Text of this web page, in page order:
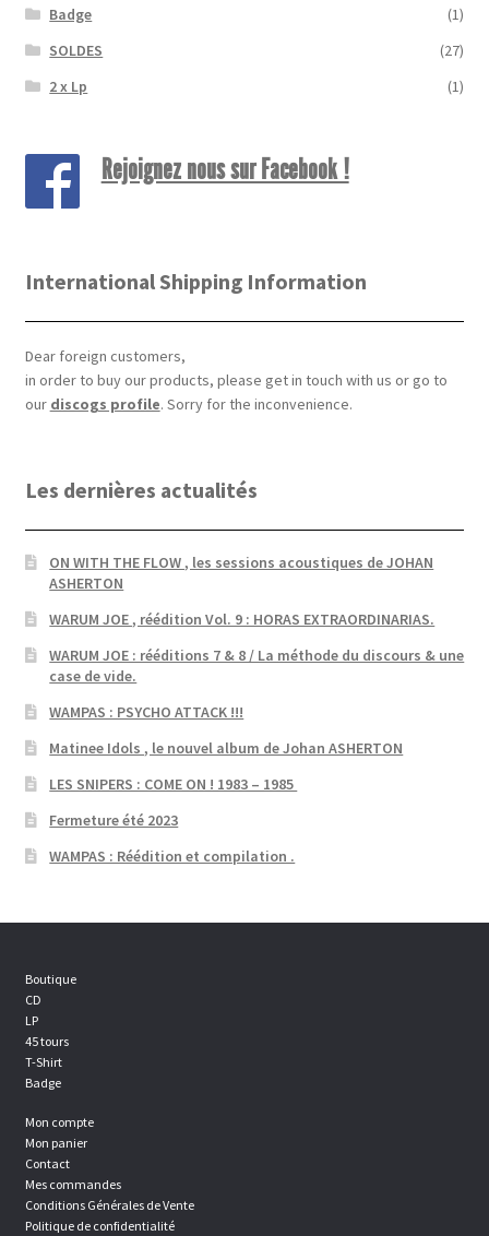
Badge
(1)
SOLDES
(27)
2 x Lp
(1)
Rejoignez nous sur Facebook !
International Shipping Information
Dear foreign customers,
in order to buy our products, please get in touch with us or go to
our discogs profile. Sorry for the inconvenience.
Les dernières actualités
ON WITH THE FLOW , les sessions acoustiques de JOHAN
ASHERTON
WARUM JOE , réédition Vol. 9 : HORAS EXTRAORDINARIAS.
WARUM JOE : rééditions 7 & 8 / La méthode du discours & une
case de vide.
WAMPAS : PSYCHO ATTACK !!!
Matinee Idols , le nouvel album de Johan ASHERTON
LES SNIPERS : COME ON ! 1983 – 1985
Fermeture été 2023
WAMPAS : Réédition et compilation .
Boutique
CD
LP
45 tours
T-Shirt
Badge
Mon compte
Mon panier
Contact
Mes commandes
Conditions Générales de Vente
Politique de confidentialité